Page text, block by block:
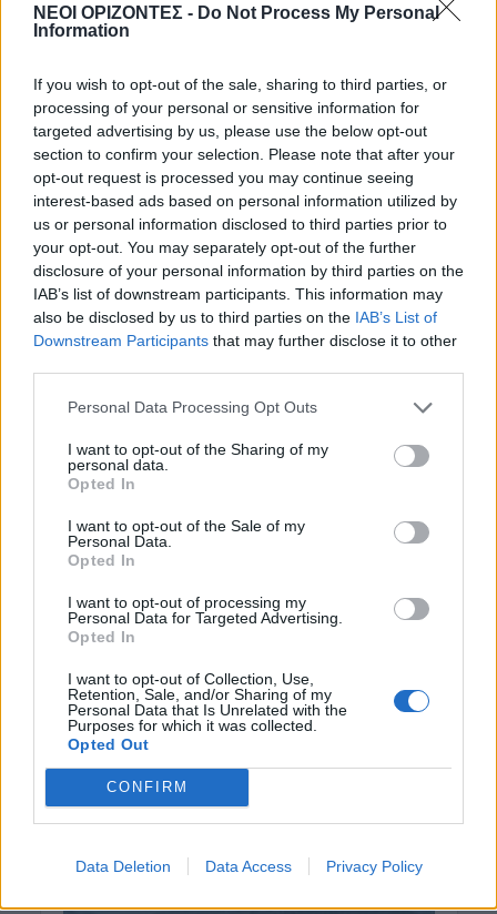
ΝΕΟΙ ΟΡΙΖΟΝΤΕΣ - Do Not Process My Personal
Information
If you wish to opt-out of the sale, sharing to third parties, or
processing of your personal or sensitive information for
targeted advertising by us, please use the below opt-out
section to confirm your selection. Please note that after your
opt-out request is processed you may continue seeing
interest-based ads based on personal information utilized by
us or personal information disclosed to third parties prior to
your opt-out. You may separately opt-out of the further
disclosure of your personal information by third parties on the
IAB’s list of downstream participants. This information may
also be disclosed by us to third parties on the IAB’s List of
Downstream Participants that may further disclose it to other
Personal Data Processing Opt Outs
I want to opt-out of the Sharing of my
personal data.
Opted In
I want to opt-out of the Sale of my
Personal Data.
Opted In
I want to opt-out of processing my
Personal Data for Targeted Advertising.
Opted In
I want to opt-out of Collection, Use,
Retention, Sale, and/or Sharing of my
Personal Data that Is Unrelated with the
Purposes for which it was collected.
Opted Out
CONFIRM
Data Deletion Data Access Privacy Policy
Kίσαμος: Κρητική βραδιά με τον Νίκο
ΕΚΚΛΗΣΙΑ • ΝΟΜΌΣ ΧΑΝΊΩΝ
Δεκαπενταύγουστος στην Ιερά Μονή
Γωνιάς
8 Αυγούστου 2026 08:20
ΓΕΎΣΗ - ΨΥΧΑΓΩΓΊΑ
Τα νηστίσιμα του
Δεκαπενταύγουστου: Συνταγές με
γεύση καλοκαιριού
8 Αυγούστου 2026 08:17
Άγγλους και φορούσε γούνινο καπέλο
8 Αυγούστου 2026 08:14
Κρήτη: O καιρός του Σαββάτου 8
Αυγούστου
Δημοφιλή αυτή την εβδομάδα